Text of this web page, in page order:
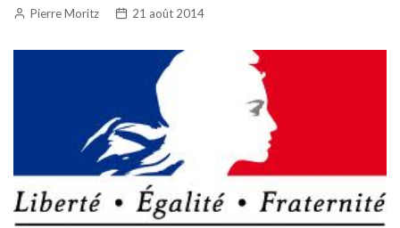
Pierre Moritz 21 août 2014